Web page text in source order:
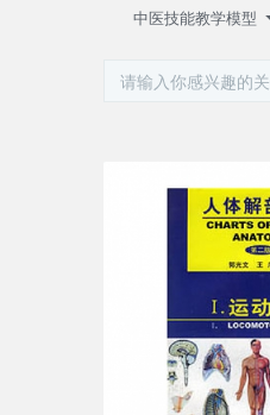
中医技能教学模型